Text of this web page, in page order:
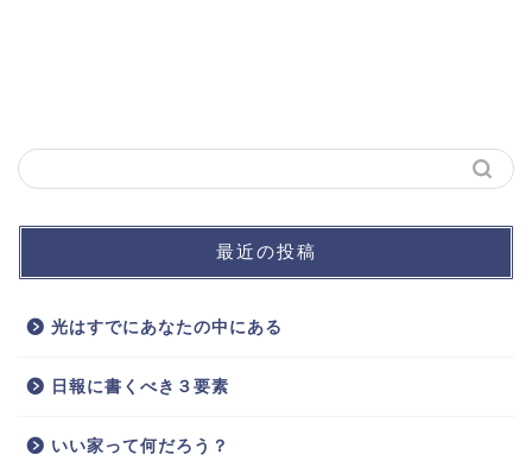
最近の投稿
光はすでにあなたの中にある
日報に書くべき３要素
いい家って何だろう？